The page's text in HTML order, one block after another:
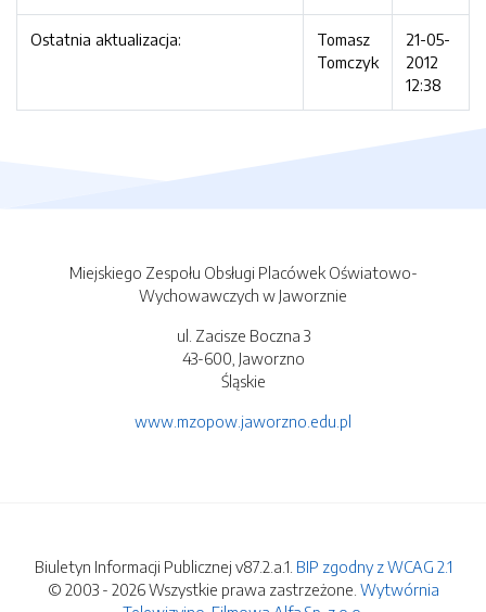
Ostatnia aktualizacja:
Tomasz
Tomczyk
21-05-
2012
12:38
Miejskiego Zespołu Obsługi Placówek Oświatowo-
Wychowawczych w Jaworznie
ul. Zacisze Boczna 3
43-600, Jaworzno
Śląskie
www.mzopow.jaworzno.edu.pl
Biuletyn Informacji Publicznej v87.2.a.1. BIP zgodny z WCAG 2.1
© 2003 - 2026 Wszystkie prawa zastrzeżone. Wytwórnia